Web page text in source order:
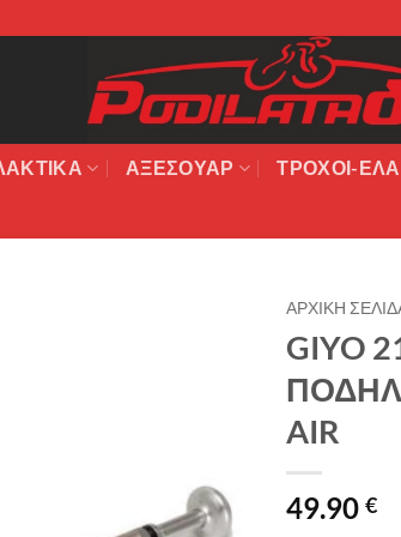
ΑΞΕΣΟΥΆΡ ΤΡΟΧΟΙ-
ΑΡΧΙΚΉ
GIYO
AIR
49.90 €